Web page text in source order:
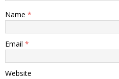
Name *
Email *
Website